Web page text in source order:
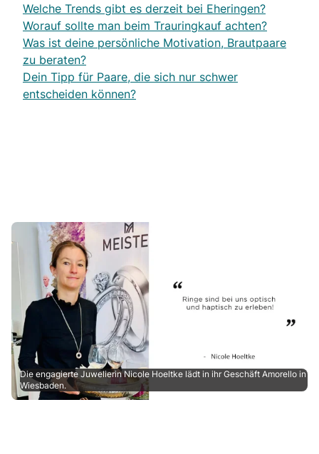
Welche Trends gibt es derzeit bei Eheringen?
Worauf sollte man beim Trauringkauf achten?
Was ist deine persönliche Motivation, Brautpaare
zu beraten?
Dein Tipp für Paare, die sich nur schwer
entscheiden können?
Die engagierte Juwelierin Nicole Hoeltke lädt in ihr Geschäft Amorello in
Wiesbaden.